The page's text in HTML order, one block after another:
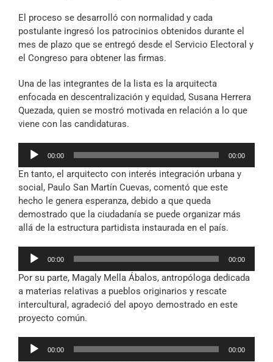
El proceso se desarrolló con normalidad y cada
postulante ingresó los patrocinios obtenidos durante el
mes de plazo que se entregó desde el Servicio Electoral y
el Congreso para obtener las firmas.
Una de las integrantes de la lista es la arquitecta
enfocada en descentralización y equidad, Susana Herrera
Quezada, quien se mostró motivada en relación a lo que
viene con las candidaturas.
Reproductor
audio
00:00 00:00
En tanto, el arquitecto con interés integración urbana y
social, Paulo San Martín Cuevas, comentó que este
hecho le genera esperanza, debido a que queda
demostrado que la ciudadanía se puede organizar más
allá de la estructura partidista instaurada en el país.
Reproductor
audio
00:00 00:00
Por su parte, Magaly Mella Ábalos, antropóloga dedicada
a materias relativas a pueblos originarios y rescate
intercultural, agradeció del apoyo demostrado en este
proyecto común.
Reproductor
00:00 00:00